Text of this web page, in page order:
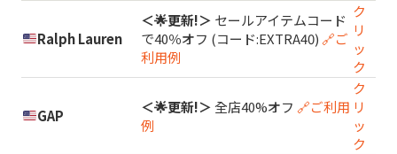
Ralph Lauren
＜🌟更新!＞ セールアイテムコード
で40％オフ (コード:EXTRA40) 🔗ご
利用例
ク
リ
ッ
ク
GAP ＜🌟更新!＞全店40%オフ 🔗ご利用
例
ク
リ
ッ
ク